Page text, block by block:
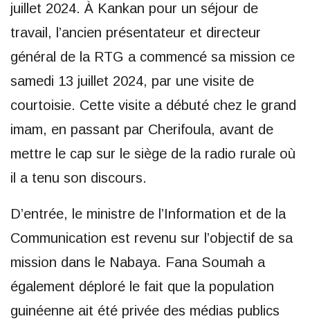
juillet 2024. À Kankan pour un séjour de
travail, l’ancien présentateur et directeur
général de la RTG a commencé sa mission ce
samedi 13 juillet 2024, par une visite de
courtoisie. Cette visite a débuté chez le grand
imam, en passant par Cherifoula, avant de
mettre le cap sur le siège de la radio rurale où
il a tenu son discours.
D’entrée, le ministre de l’Information et de la
Communication est revenu sur l’objectif de sa
mission dans le Nabaya. Fana Soumah a
également déploré le fait que la population
guinéenne ait été privée des médias publics